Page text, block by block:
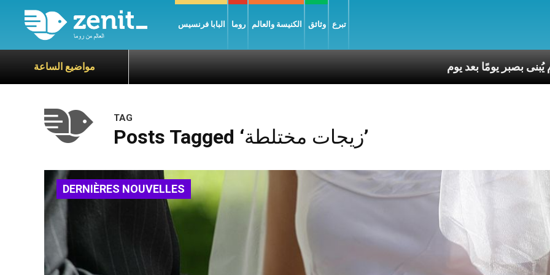
البابا فرنسيس روما الكنيسة والعالم وثائق تبرع
مواضيع الساعة
TAG
Posts Tagged ‘زيجات مختلطة’
DERNIÈRES NOUVELLES